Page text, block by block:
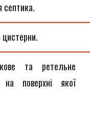
септика.
та ретельне
поверхні якої